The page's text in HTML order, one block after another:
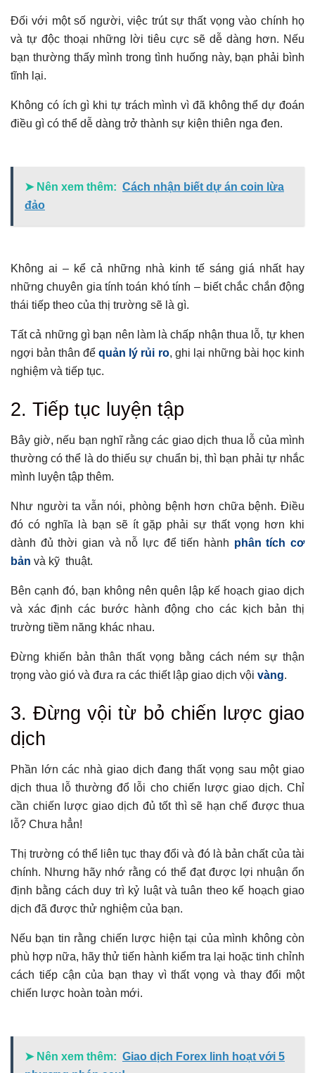
Đối với một số người, việc trút sự thất vọng vào chính họ
và tự độc thoại những lời tiêu cực sẽ dễ dàng hơn. Nếu
bạn thường thấy mình trong tình huống này, bạn phải bình
tĩnh lại.
Không có ích gì khi tự trách mình vì đã không thể dự đoán
điều gì có thể dễ dàng trở thành sự kiện thiên nga đen.
➤ Nên xem thêm: Cách nhận biết dự án coin lừa
đảo
Không ai – kể cả những nhà kinh tế sáng giá nhất hay
những chuyên gia tính toán khó tính – biết chắc chắn động
thái tiếp theo của thị trường sẽ là gì.
Tất cả những gì bạn nên làm là chấp nhận thua lỗ, tự khen
ngợi bản thân đểquản lý rủi ro, ghi lại những bài học kinh
nghiệm và tiếp tục.
2. Tiếp tục luyện tập
Bây giờ, nếu bạn nghĩ rằng các giao dịch thua lỗ của mình
thường có thể là do thiếu sự chuẩn bị, thì bạn phải tự nhắc
mình luyện tập thêm.
Như người ta vẫn nói, phòng bệnh hơn chữa bệnh. Điều
đó có nghĩa là bạn sẽ ít gặp phải sự thất vọng hơn khi
dành đủ thời gian và nỗ lực để tiến hành phân tích cơ
bản và kỹ thuật.
Bên cạnh đó, bạn không nên quên lập kế hoạch giao dịch
và xác định các bước hành động cho các kịch bản thị
trường tiềm năng khác nhau.
Đừng khiến bản thân thất vọng bằng cách ném sự thận
trọng vào gió và đưa ra các thiết lập giao dịch vội vàng.
3. Đừng vội từ bỏ chiến lược giao
dịch
Phần lớn các nhà giao dịch đang thất vọng sau một giao
dịch thua lỗ thường đổ lỗi cho chiến lược giao dịch. Chỉ
cần chiến lược giao dịch đủ tốt thì sẽ hạn chế được thua
lỗ? Chưa hẳn!
Thị trường có thể liên tục thay đổi và đó là bản chất của tài
chính. Nhưng hãy nhớ rằng có thể đạt được lợi nhuận ổn
định bằng cách duy trì kỷ luật và tuân theo kế hoạch giao
dịch đã được thử nghiệm của bạn.
Nếu bạn tin rằng chiến lược hiện tại của mình không còn
phù hợp nữa, hãy thử tiến hành kiểm tra lại hoặc tinh chỉnh
cách tiếp cận của bạn thay vì thất vọng và thay đổi một
chiến lược hoàn toàn mới.
➤ Nên xem thêm: Giao dịch Forex linh hoạt với 5